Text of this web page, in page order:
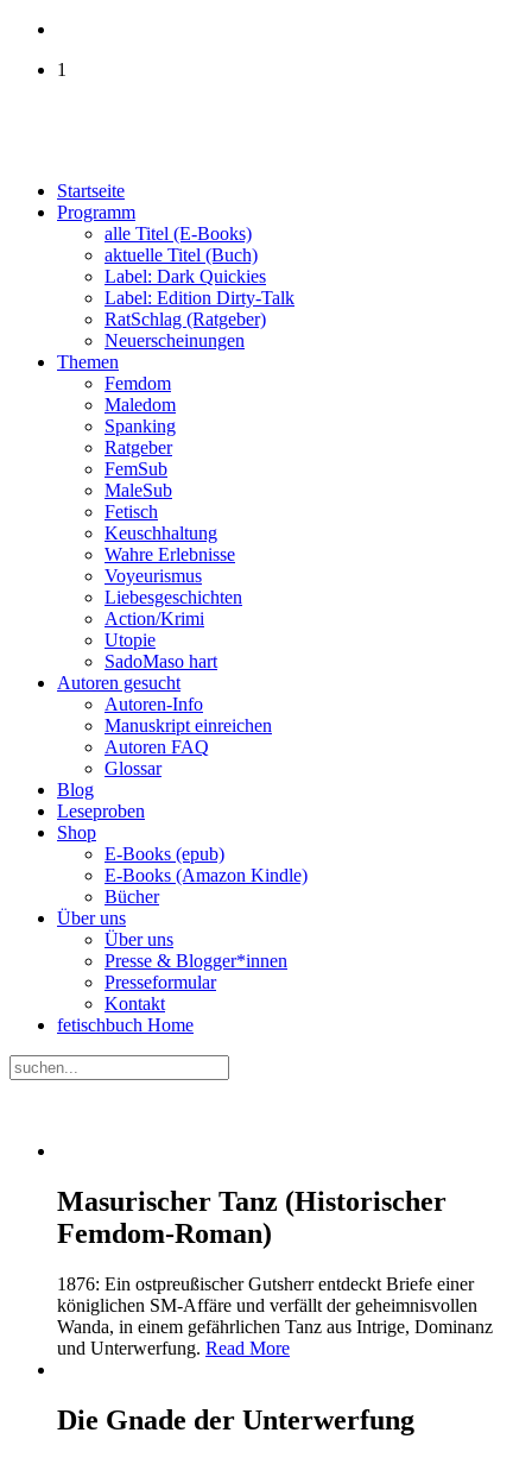
1
Startseite
Programm
alle Titel (E-Books)
aktuelle Titel (Buch)
Label: Dark Quickies
Label: Edition Dirty-Talk
RatSchlag (Ratgeber)
Neuerscheinungen
Themen
Femdom
Maledom
Spanking
Ratgeber
FemSub
MaleSub
Fetisch
Keuschhaltung
Wahre Erlebnisse
Voyeurismus
Liebesgeschichten
Action/Krimi
Utopie
SadoMaso hart
Autoren gesucht
Autoren-Info
Manuskript einreichen
Autoren FAQ
Glossar
Blog
Leseproben
Shop
E-Books (epub)
E-Books (Amazon Kindle)
Bücher
Über uns
Über uns
Presse & Blogger*innen
Presseformular
Kontakt
fetischbuch Home
Masurischer Tanz (Historischer
Femdom-Roman)
1876: Ein ostpreußischer Gutsherr entdeckt Briefe einer
königlichen SM-Affäre und verfällt der geheimnisvollen
Wanda, in einem gefährlichen Tanz aus Intrige, Dominanz
und Unterwerfung. Read More
Die Gnade der Unterwerfung